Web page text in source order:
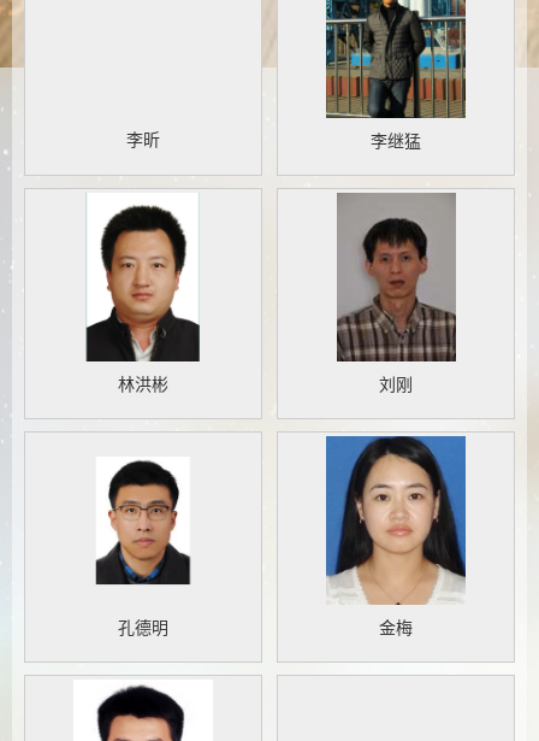
李昕 李继猛
林洪彬 刘刚
孔德明 金梅